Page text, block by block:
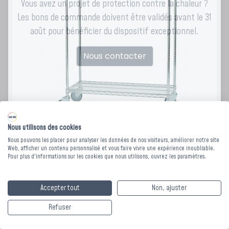
CHARIOT PENDERIE
MODULABLE - Dim.
1220 x 450 x Ht. 1780
Vous avez un projet de protection contre la chaleur ?
Les bons de commande doivent être validés avant le 31
août pour bénéficier du dispositif exceptionnel.
Nous contacter
Nous utilisons des cookies
Nous pouvons les placer pour analyser les données de nos visiteurs, améliorer notre site
Web, afficher un contenu personnalisé et vous faire vivre une expérience inoubliable.
Pour plus d'informations sur les cookies que nous utilisons, ouvrez les paramètres.
Accepter tout
Non, ajuster
Refuser